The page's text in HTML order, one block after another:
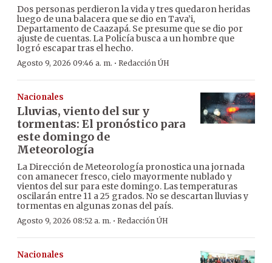
Dos personas perdieron la vida y tres quedaron heridas
luego de una balacera que se dio en Tava’i,
Departamento de Caazapá. Se presume que se dio por
ajuste de cuentas. La Policía busca a un hombre que
logró escapar tras el hecho.
Agosto 9, 2026 09:46 a. m. · Redacción ÚH
Nacionales
Lluvias, viento del sur y
tormentas: El pronóstico para
este domingo de
Meteorología
La Dirección de Meteorología pronostica una jornada
con amanecer fresco, cielo mayormente nublado y
vientos del sur para este domingo. Las temperaturas
oscilarán entre 11 a 25 grados. No se descartan lluvias y
tormentas en algunas zonas del país.
Agosto 9, 2026 08:52 a. m. · Redacción ÚH
Nacionales